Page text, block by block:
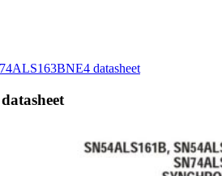
datasheet